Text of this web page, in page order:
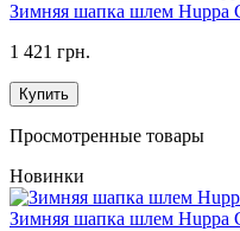
Зимняя шапка шлем Huppa
1 421 грн.
Купить
Просмотренные товары
Новинки
Зимняя шапка шлем Huppa